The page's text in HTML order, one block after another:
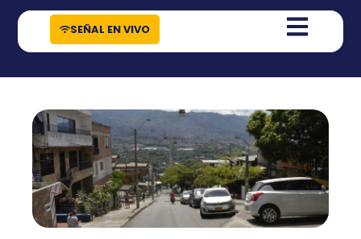
contenido
SEÑAL EN VIVO